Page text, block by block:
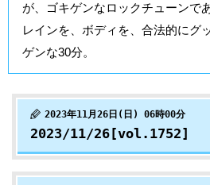
が、ゴキゲンなロックチューンで
レインを、ボディを、合法的にグ
ゲンな30分。
2023年11月26日(日) 06時00分
2023/11/26[vol.1752]